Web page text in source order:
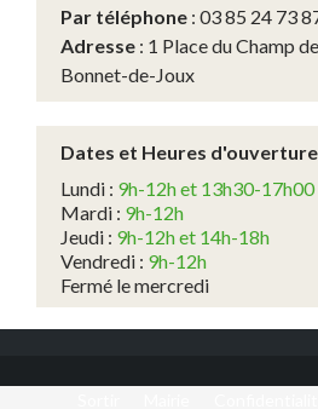
Par téléphone : 03 85 24 73
Adresse : 1 Place du Champ
Bonnet-de-Joux
Dates et Heures
Lundi : 9h-12h et 13h30-17h00
Mardi : 9h-12h
Jeudi : 9h-12h et 14h-18h
Vendredi : 9h-12h
Fermé le mercredi